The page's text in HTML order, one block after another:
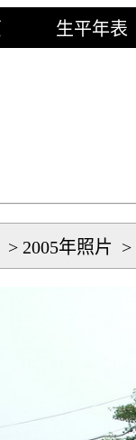
生平年表
> 2005年照片 >